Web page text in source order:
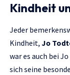
Kindheit
Jeder
Kindheit, Jo
war es auch bei
sich seine